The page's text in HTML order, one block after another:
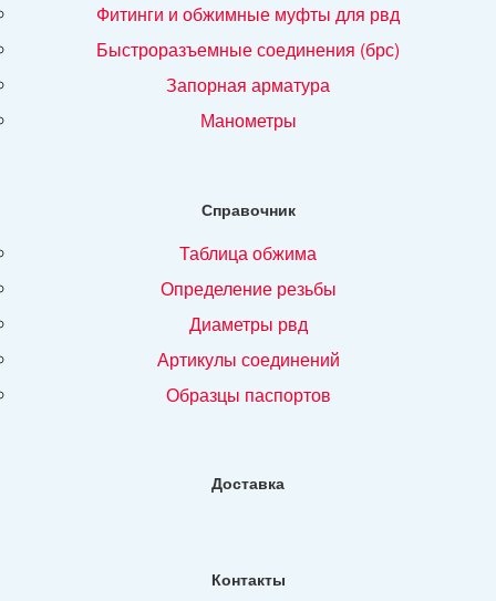
фитинги и обжимные муфты для рвд
быстроразъемные соединения (брс)
запорная арматура
манометры
Справочник
таблица обжима
определение резьбы
диаметры рвд
артикулы соединений
образцы паспортов
Доставка
Контакты